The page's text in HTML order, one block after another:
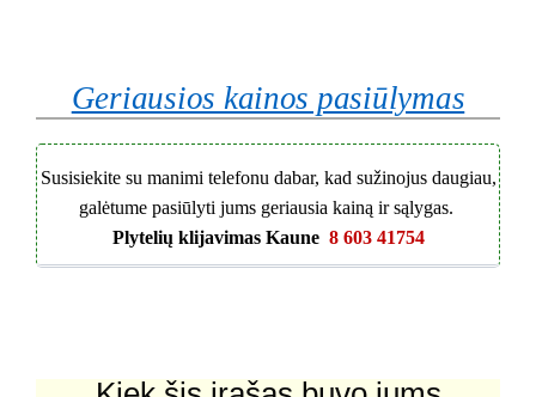
Geriausios kainos pasiūlymas
Susisiekite su manimi telefonu dabar, kad sužinojus daugiau,
galėtume pasiūlyti jums geriausia kainą ir sąlygas.
Plytelių klijavimas Kaune 8 603 41754